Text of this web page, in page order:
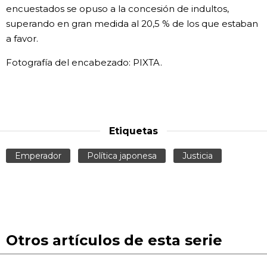
encuestados se opuso a la concesión de indultos,
superando en gran medida al 20,5 % de los que estaban
a favor.
Fotografía del encabezado: PIXTA.
Etiquetas
Emperador Política japonesa Justicia
Otros artículos de esta serie